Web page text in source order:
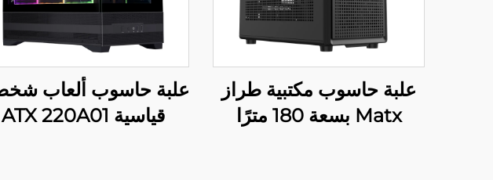
علبة حاسوب مكتبية طراز
Matx بسعة 180 مترًا
علبة حاسوب ألعاب
قياسية ATX 220A01